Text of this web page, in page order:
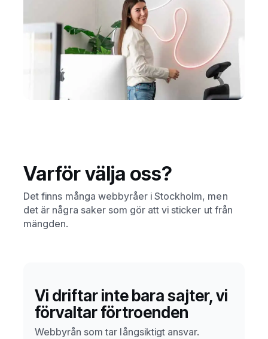
Varför välja oss?
Det finns många webbyråer i Stockholm, men
det är några saker som gör att vi sticker ut från
mängden.
Vi driftar inte bara sajter, vi
förvaltar förtroenden
Webbyrån som tar långsiktigt ansvar.